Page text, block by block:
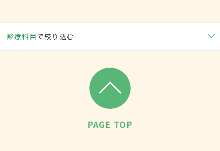
診療科目で絞り込む
PAGE TOP